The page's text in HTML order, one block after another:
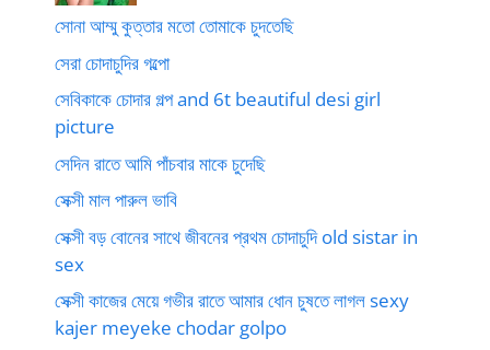
সোনা আম্মু কুত্তার মতো তোমাকে চুদতেছি
সেরা চোদাচুদির গল্পো
সেবিকাকে চোদার গল্প and 6t beautiful desi girl
picture
সেদিন রাতে আমি পাঁচবার মাকে চুদেছি
সেক্সী মাল পারুল ভাবি
সেক্সী বড় বোনের সাথে জীবনের প্রথম চোদাচুদি old sistar in
sex
সেক্সী কাজের মেয়ে গভীর রাতে আমার ধোন চুষতে লাগল sexy
kajer meyeke chodar golpo